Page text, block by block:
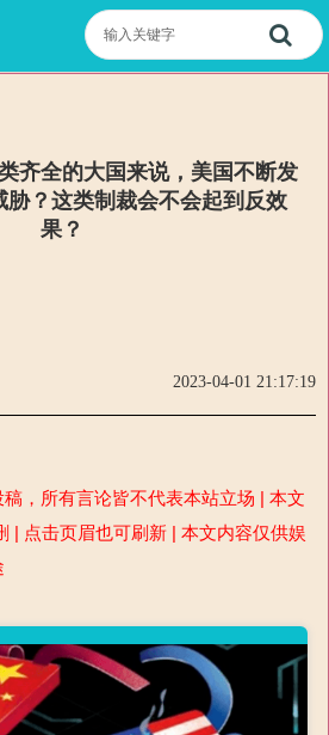
齐全的大国来说，美国不断发
胁？这类制裁会不会起到反效
果？
2023-04-01 21:17:19
，所有言论皆不代表本站立场 | 本文
| 点击页眉也可刷新 | 本文内容仅供娱